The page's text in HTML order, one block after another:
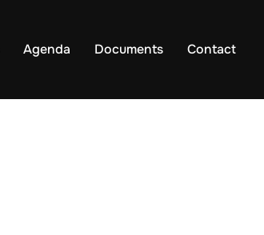
Agenda Documents Contact